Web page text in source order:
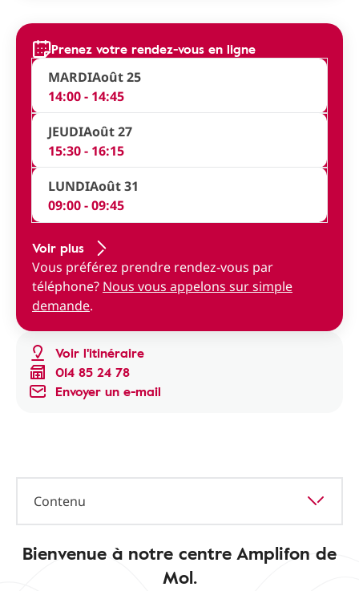
Voir l'itinéraire
014 85 24 78
Envoyer un e-mail
Prenez votre rendez-vous en ligne
MARDIAoût 25
14:00 - 14:45
JEUDIAoût 27
15:30 - 16:15
LUNDIAoût 31
09:00 - 09:45
Voir plus
Vous préférez prendre rendez-vous par
téléphone? Nous vous appelons sur simple
demande.
Contenu
Bienvenue à notre centre Amplifon de
Mol.